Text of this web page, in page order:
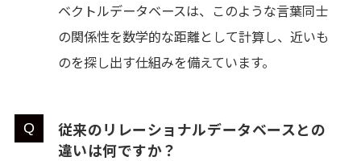
ベクトルデータベースは、このような言葉同士
の関係性を数学的な距離として計算し、近いも
のを探し出す仕組みを備えています。
従来のリレーショナルデータベースとの
違いは何ですか？